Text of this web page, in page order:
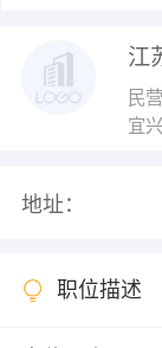
江
民
宜
地址：
职位描述